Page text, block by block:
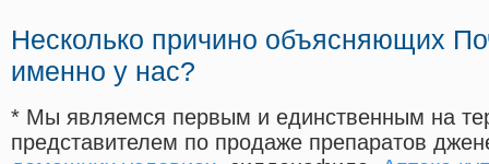
Несколько причино объясняющих
именно у нас?
* Мы являемся первым и единственным на
представителем по продаже препаратов